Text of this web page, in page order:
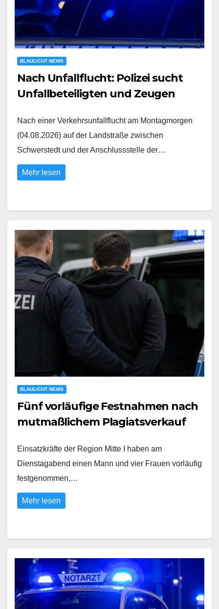
BLAULICHT NEWS
Nach Unfallflucht: Polizei sucht
Unfallbeteiligten und Zeugen
Nach einer Verkehrsunfallflucht am Montagmorgen
(04.08.2026) auf der Landstraße zwischen
Schwerstedt und der Anschlussstelle der…
Mehr lesen
BLAULICHT NEWS
Fünf vorläufige Festnahmen nach
mutmaßlichem Plagiatsverkauf
Einsatzkräfte der Region Mitte I haben am
Dienstagabend einen Mann und vier Frauen vorläufig
festgenommen,…
Mehr lesen